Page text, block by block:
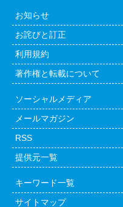
お知らせ
お詫びと訂正
利用規約
著作権と転載について
ソーシャルメディア
メールマガジン
RSS
提供元一覧
キーワード一覧
サイトマップ